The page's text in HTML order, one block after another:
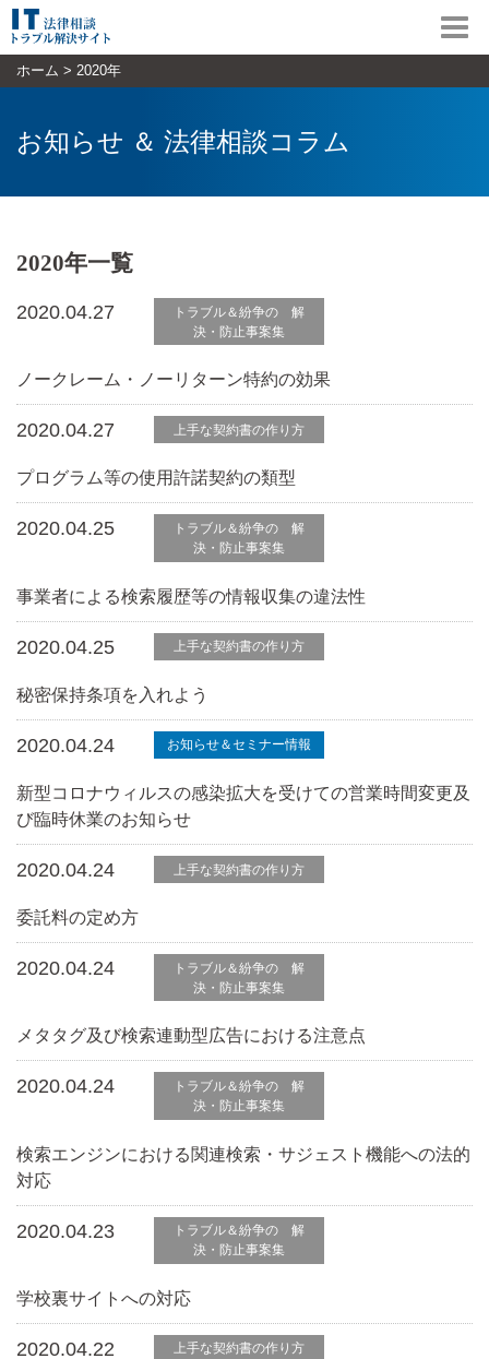
ホーム > 2020年
お知らせ ＆ 法律相談コラム
2020年一覧
2020.04.27
トラブル＆紛争の 解
決・防止事案集
ノークレーム・ノーリターン特約の効果
2020.04.27 上手な契約書の作り方
プログラム等の使用許諾契約の類型
2020.04.25
トラブル＆紛争の 解
決・防止事案集
事業者による検索履歴等の情報収集の違法性
2020.04.25 上手な契約書の作り方
秘密保持条項を入れよう
2020.04.24 お知らせ＆セミナー情報
新型コロナウィルスの感染拡大を受けての営業時間変更及
び臨時休業のお知らせ
2020.04.24 上手な契約書の作り方
委託料の定め方
2020.04.24
トラブル＆紛争の 解
決・防止事案集
メタタグ及び検索連動型広告における注意点
2020.04.24
トラブル＆紛争の 解
決・防止事案集
検索エンジンにおける関連検索・サジェスト機能への法的
対応
2020.04.23
トラブル＆紛争の 解
決・防止事案集
学校裏サイトへの対応
2020.04.22 上手な契約書の作り方